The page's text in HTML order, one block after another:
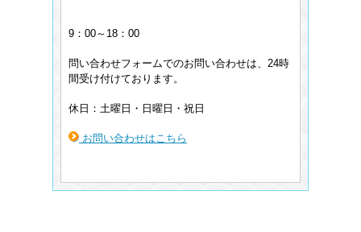
9：00～18：00
問い合わせフォームでのお問い合わせは、24時
間受け付けております。
休日：土曜日・日曜日・祝日
お問い合わせはこちら